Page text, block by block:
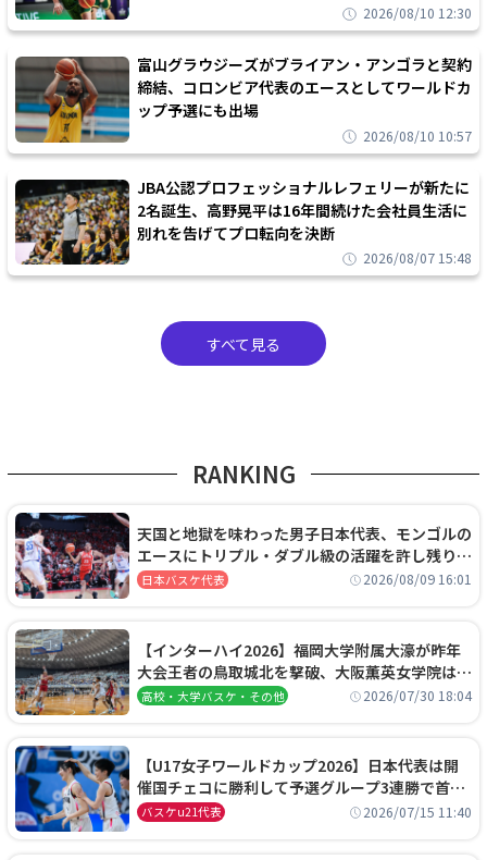
2026/08/10 12:30
富山グラウジーズがブライアン・アンゴラと契約
締結、コロンビア代表のエースとしてワールドカ
ップ予選にも出場
2026/08/10 10:57
JBA公認プロフェッショナルレフェリーが新たに
2名誕生、高野晃平は16年間続けた会社員生活に
別れを告げてプロ転向を決断
2026/08/07 15:48
すべて見る
RANKING
天国と地獄を味わった男子日本代表、モンゴルの
エースにトリプル・ダブル級の活躍を許し残り
0.4秒に失点する悔しい敗戦
日本バスケ代表 2026/08/09 16:01
【インターハイ2026】福岡大学附属大濠が昨年
大会王者の鳥取城北を撃破、大阪薫英女学院は岐
阜女子に完勝、大会3日目試合結果
高校・大学バスケ・その他 2026/07/30 18:04
【U17女子ワールドカップ2026】日本代表は開
催国チェコに勝利して予選グループ3連勝で首位
通過！準々決勝の相手はエジプトに決定
バスケu21代表 2026/07/15 11:40